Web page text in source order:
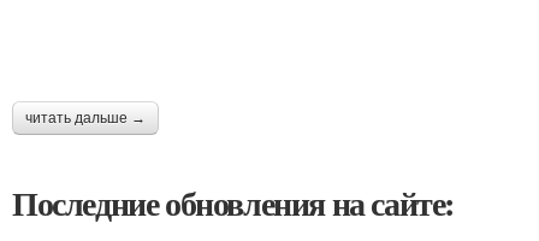
читать дальше →
Последние обновления на сайте: